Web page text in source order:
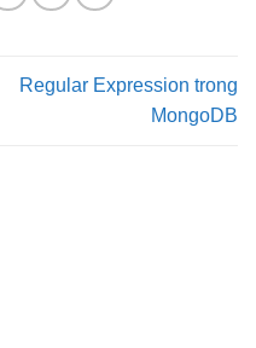
Regular Expression trong
MongoDB